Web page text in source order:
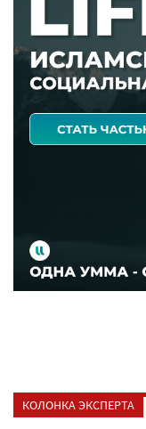
КОЛОНКА ЭКСПЕРТА